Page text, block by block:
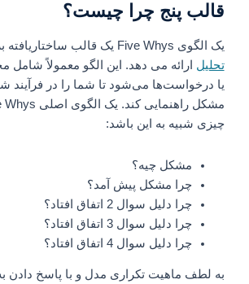
قالب پنج چرا چیست؟
یک الگوی Five Whys یک قالب ساختاریافته برای انجام
تحلیلارائه می دهد. این الگو معمولاً شامل
یا درخواست‌ها می‌شود تا شما را در فرآیند
چیزی شبیه به این باشد:
مشکل چیه؟
چرا مشکل پیش آمد؟
چرا دلیل سوال 2 اتفاق افتاد؟
چرا دلیل سوال 3 اتفاق افتاد؟
چرا دلیل سوال 4 اتفاق افتاد؟
به لطف ماهیت تکراری مدل و با پاسخ دادن